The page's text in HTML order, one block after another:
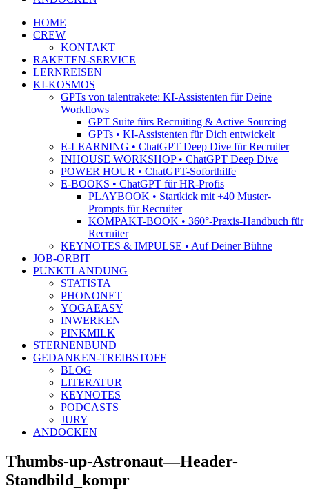
HOME
CREW
KONTAKT
RAKETEN-SERVICE
LERNREISEN
KI-KOSMOS
GPTs von talentrakete: KI-Assistenten für Deine
Workflows
GPT Suite fürs Recruiting & Active Sourcing
GPTs • KI-Assistenten für Dich entwickelt
E-LEARNING • ChatGPT Deep Dive für Recruiter
INHOUSE WORKSHOP • ChatGPT Deep Dive
POWER HOUR • ChatGPT-Soforthilfe
E-BOOKS • ChatGPT für HR-Profis
PLAYBOOK • Startkick mit +40 Muster-
Prompts für Recruiter
KOMPAKT-BOOK • 360°-Praxis-Handbuch für
Recruiter
KEYNOTES & IMPULSE • Auf Deiner Bühne
JOB-ORBIT
PUNKTLANDUNG
STATISTA
PHONONET
YOGAEASY
INWERKEN
PINKMILK
STERNENBUND
GEDANKEN-TREIBSTOFF
BLOG
LITERATUR
KEYNOTES
PODCASTS
JURY
ANDOCKEN
Thumbs-up-Astronaut—Header-
Standbild_kompr